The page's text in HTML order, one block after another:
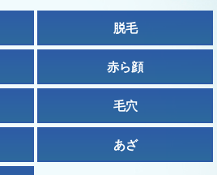
脱毛
赤ら顔
毛穴
あざ